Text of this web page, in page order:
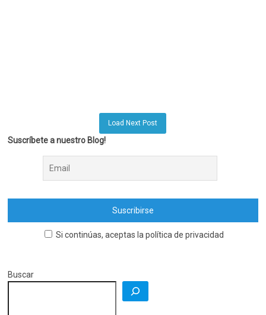
Load Next Post
Suscríbete a nuestro Blog!
Si continúas, aceptas la política de privacidad
Buscar